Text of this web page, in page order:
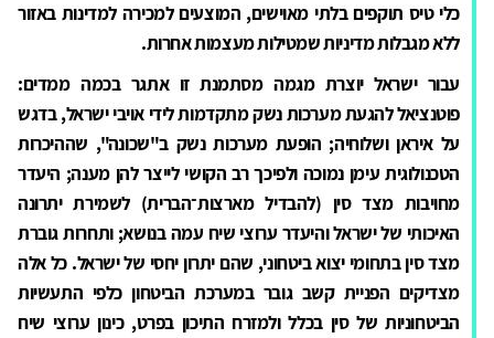
כלי טיס תוקפים בלתי מאוישים, המוצעים למכירה למדינות באזור
ללא מגבלות מדיניות שמטילות מעצמות אחרות.
עבור ישראל יוצרת מגמה מסתמנת זו אתגר בכמה ממדים:
פוטנציאל להגעת מערכות נשק מתקדמות לידי אויבי ישראל, בדגש
על איראן ושלוחיה; הופעת מערכות נשק ב"שכונה", שההיכרות
הטכנולוגית עימן נמוכה ולפיכך רב הקושי לייצר להן מענה; היעדר
מחויבות מצד סין (להבדיל מארצות־הברית) לשמירת יתרונה
האיכותי של ישראל והיעדר ערוצי שיח עמה בנושא; ותחרות גוברת
מצד סין בתחומי יצוא ביטחוני, שהם יתרון יחסי של ישראל. כל אלה
מצדיקים הפניית קשב גובר במערכת הביטחון כלפי התעשיות
הביטחוניות של סין בכלל ולמזרח התיכון בפרט, כינון ערוצי שיח